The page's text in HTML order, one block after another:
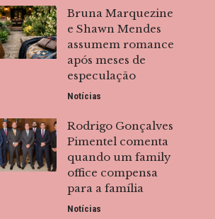
Bruna Marquezine
e Shawn Mendes
assumem romance
após meses de
especulação
Notícias
Rodrigo Gonçalves
Pimentel comenta
quando um family
office compensa
para a família
Notícias